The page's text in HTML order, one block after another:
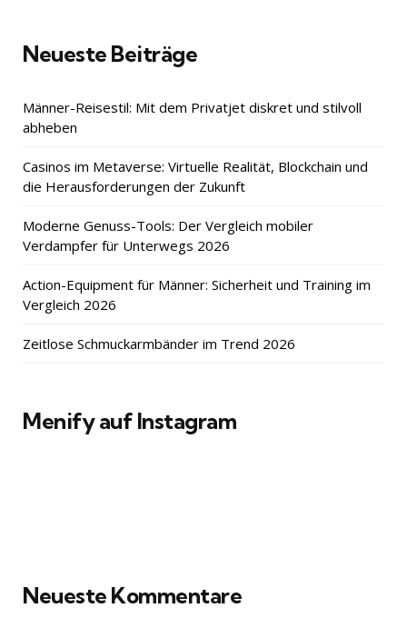
Neueste Beiträge
Männer-Reisestil: Mit dem Privatjet diskret und stilvoll
abheben
Casinos im Metaverse: Virtuelle Realität, Blockchain und
die Herausforderungen der Zukunft
Moderne Genuss-Tools: Der Vergleich mobiler
Verdampfer für Unterwegs 2026
Action-Equipment für Männer: Sicherheit und Training im
Vergleich 2026
Zeitlose Schmuckarmbänder im Trend 2026
Menify auf Instagram
Neueste Kommentare